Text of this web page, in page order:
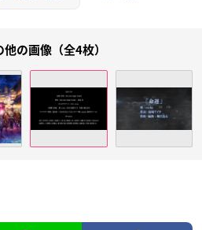
他の画像（全4枚）